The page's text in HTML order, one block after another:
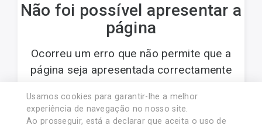
Usamos cookies para garantir-lhe a melhor
experiência de navegação no nosso site.
Ao prosseguir, está a declarar que aceita o uso de
Não foi possível apresentar a
página
Ocorreu um erro que não permite que a
página seja apresentada correctamente
© 2017 PREDIMARTINS - Soc. Med. Imob., Lda..
Licença AMI nº 8454. Associado APEMIP nº4438